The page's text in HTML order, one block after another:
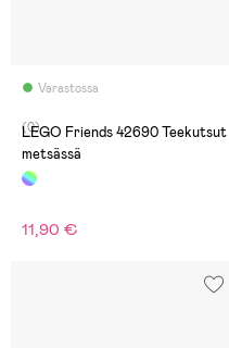
Varastossa
(0)
LEGO Friends 42690 Teekutsut
metsässä
11,90 €